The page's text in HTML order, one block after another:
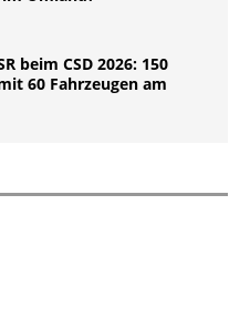
beim CSD 2026: 150
60 Fahrzeugen am